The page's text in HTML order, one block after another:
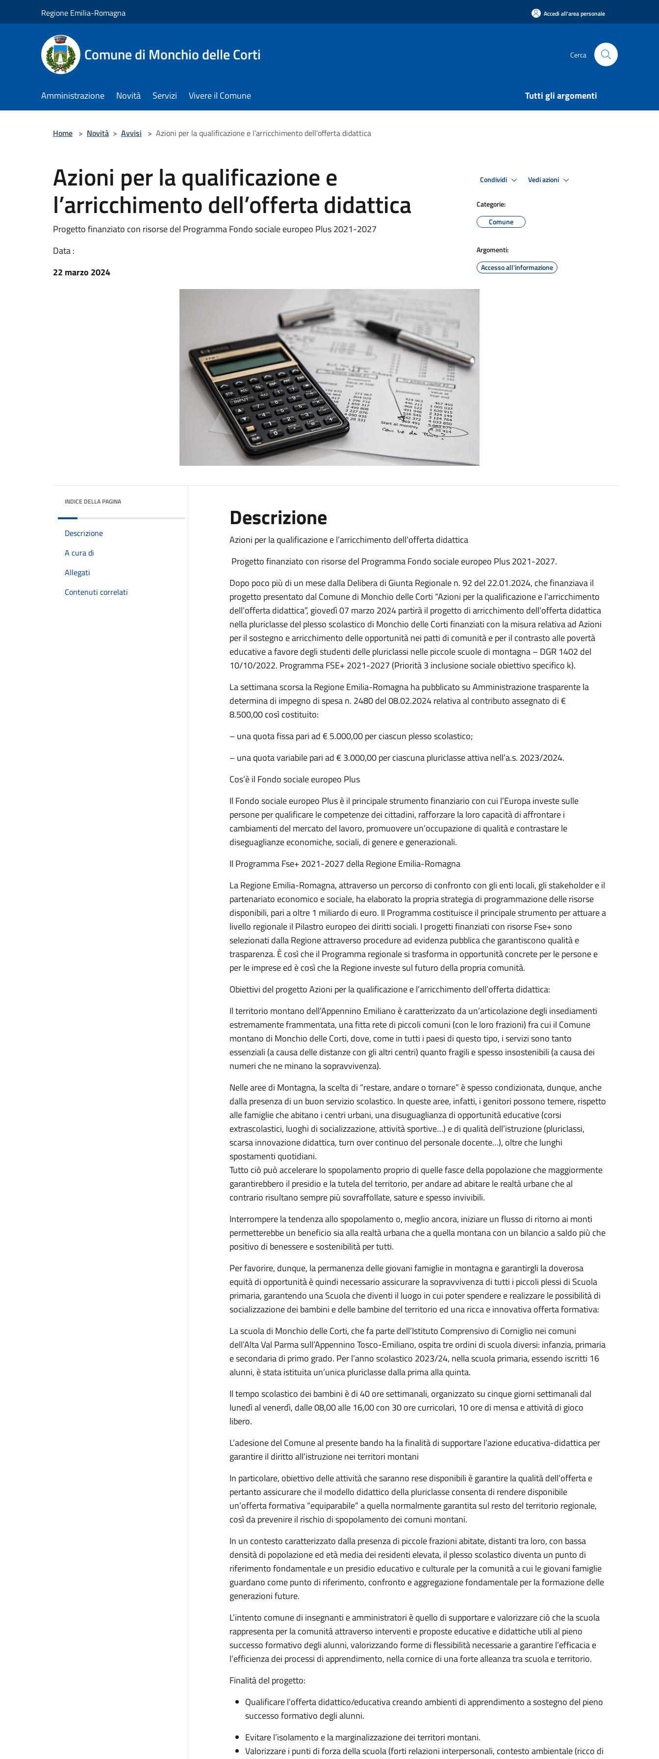
Regione Emilia-Romagna Accedi all'area personale
Comune di Monchio delle Corti Cerca
Amministrazione Novità Servizi Vivere il Comune Tutti gli argomenti
Home > Novità > Avvisi > Azioni per la qualificazione e l’arricchimento dell’offerta didattica
Azioni per la qualificazione e
l’arricchimento dell’offerta didattica
Progetto finanziato con risorse del Programma Fondo sociale europeo Plus 2021-2027
Data :
22 marzo 2024
Condividi Vedi azioni
Categorie:
Comune
Argomenti:
Accesso all'informazione
INDICE DELLA PAGINA
Descrizione
A cura di
Allegati
Contenuti correlati
Descrizione
Azioni per la qualificazione e l’arricchimento dell’offerta didattica
Progetto finanziato con risorse del Programma Fondo sociale europeo Plus 2021-2027.
Dopo poco più di un mese dalla Delibera di Giunta Regionale n. 92 del 22.01.2024, che finanziava il
progetto presentato dal Comune di Monchio delle Corti “Azioni per la qualificazione e l’arricchimento
dell’offerta didattica”, giovedì 07 marzo 2024 partirà il progetto di arricchimento dell’offerta didattica
nella pluriclasse del plesso scolastico di Monchio delle Corti finanziati con la misura relativa ad Azioni
per il sostegno e arricchimento delle opportunità nei patti di comunità e per il contrasto alle povertà
educative a favore degli studenti delle pluriclassi nelle piccole scuole di montagna – DGR 1402 del
10/10/2022. Programma FSE+ 2021-2027 (Priorità 3 inclusione sociale obiettivo specifico k).
La settimana scorsa la Regione Emilia-Romagna ha pubblicato su Amministrazione trasparente la
determina di impegno di spesa n. 2480 del 08.02.2024 relativa al contributo assegnato di €
8.500,00 così costituito:
– una quota fissa pari ad € 5.000,00 per ciascun plesso scolastico;
– una quota variabile pari ad € 3.000,00 per ciascuna pluriclasse attiva nell’a.s. 2023/2024.
Cos’è il Fondo sociale europeo Plus
Il Fondo sociale europeo Plus è il principale strumento finanziario con cui l’Europa investe sulle
persone per qualificare le competenze dei cittadini, rafforzare la loro capacità di affrontare i
cambiamenti del mercato del lavoro, promuovere un’occupazione di qualità e contrastare le
diseguaglianze economiche, sociali, di genere e generazionali.
Il Programma Fse+ 2021-2027 della Regione Emilia-Romagna
La Regione Emilia-Romagna, attraverso un percorso di confronto con gli enti locali, gli stakeholder e il
partenariato economico e sociale, ha elaborato la propria strategia di programmazione delle risorse
disponibili, pari a oltre 1 miliardo di euro. Il Programma costituisce il principale strumento per attuare a
livello regionale il Pilastro europeo dei diritti sociali. I progetti finanziati con risorse Fse+ sono
selezionati dalla Regione attraverso procedure ad evidenza pubblica che garantiscono qualità e
trasparenza. È così che il Programma regionale si trasforma in opportunità concrete per le persone e
per le imprese ed è così che la Regione investe sul futuro della propria comunità.
Obiettivi del progetto Azioni per la qualificazione e l’arricchimento dell’offerta didattica:
Il territorio montano dell’Appennino Emiliano è caratterizzato da un’articolazione degli insediamenti
estremamente frammentata, una fitta rete di piccoli comuni (con le loro frazioni) fra cui il Comune
montano di Monchio delle Corti, dove, come in tutti i paesi di questo tipo, i servizi sono tanto
essenziali (a causa delle distanze con gli altri centri) quanto fragili e spesso insostenibili (a causa dei
numeri che ne minano la sopravvivenza).
Nelle aree di Montagna, la scelta di “restare, andare o tornare” è spesso condizionata, dunque, anche
dalla presenza di un buon servizio scolastico. In queste aree, infatti, i genitori possono temere, rispetto
alle famiglie che abitano i centri urbani, una disuguaglianza di opportunità educative (corsi
extrascolastici, luoghi di socializzazione, attività sportive…) e di qualità dell’istruzione (pluriclassi,
scarsa innovazione didattica, turn over continuo del personale docente…), oltre che lunghi
spostamenti quotidiani.
Tutto ciò può accelerare lo spopolamento proprio di quelle fasce della popolazione che maggiormente
garantirebbero il presidio e la tutela del territorio, per andare ad abitare le realtà urbane che al
contrario risultano sempre più sovraffollate, sature e spesso invivibili.
Interrompere la tendenza allo spopolamento o, meglio ancora, iniziare un flusso di ritorno ai monti
permetterebbe un beneficio sia alla realtà urbana che a quella montana con un bilancio a saldo più che
positivo di benessere e sostenibilità per tutti.
Per favorire, dunque, la permanenza delle giovani famiglie in montagna e garantirgli la doverosa
equità di opportunità è quindi necessario assicurare la sopravvivenza di tutti i piccoli plessi di Scuola
primaria, garantendo una Scuola che diventi il luogo in cui poter spendere e realizzare le possibilità di
socializzazione dei bambini e delle bambine del territorio ed una ricca e innovativa offerta formativa:
La scuola di Monchio delle Corti, che fa parte dell’Istituto Comprensivo di Corniglio nei comuni
dell’Alta Val Parma sull’Appennino Tosco-Emiliano, ospita tre ordini di scuola diversi: infanzia, primaria
e secondaria di primo grado. Per l’anno scolastico 2023/24, nella scuola primaria, essendo iscritti 16
alunni, è stata istituita un’unica pluriclasse dalla prima alla quinta.
Il tempo scolastico dei bambini è di 40 ore settimanali, organizzato su cinque giorni settimanali dal
lunedì al venerdì, dalle 08,00 alle 16,00 con 30 ore curricolari, 10 ore di mensa e attività di gioco
libero.
L’adesione del Comune al presente bando ha la finalità di supportare l’azione educativa-didattica per
garantire il diritto all’istruzione nei territori montani
In particolare, obiettivo delle attività che saranno rese disponibili è garantire la qualità dell’offerta e
pertanto assicurare che il modello didattico della pluriclasse consenta di rendere disponibile
un’offerta formativa “equiparabile” a quella normalmente garantita sul resto del territorio regionale,
così da prevenire il rischio di spopolamento dei comuni montani.
In un contesto caratterizzato dalla presenza di piccole frazioni abitate, distanti tra loro, con bassa
densità di popolazione ed età media dei residenti elevata, il plesso scolastico diventa un punto di
riferimento fondamentale e un presidio educativo e culturale per la comunità a cui le giovani famiglie
guardano come punto di riferimento, confronto e aggregazione fondamentale per la formazione delle
generazioni future.
L’intento comune di insegnanti e amministratori è quello di supportare e valorizzare ciò che la scuola
rappresenta per la comunità attraverso interventi e proposte educative e didattiche utili al pieno
successo formativo degli alunni, valorizzando forme di flessibilità necessarie a garantire l’efficacia e
l’efficienza dei processi di apprendimento, nella cornice di una forte alleanza tra scuola e territorio.
Finalità del progetto:
Qualificare l’offerta didattico/educativa creando ambienti di apprendimento a sostegno del pieno
successo formativo degli alunni.
Evitare l’isolamento e la marginalizzazione dei territori montani.
Valorizzare i punti di forza della scuola (forti relazioni interpersonali, contesto ambientale (ricco di